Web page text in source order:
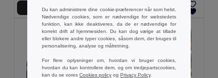
Tilføj Til Kurv Tilføj Til Kurv
Du kan administrere dine cookie-præferencer når som helst.
Nødvendige cookies, som er nødvendige for webstedets
funktion, kan ikke deaktiveres, da de er nødvendige for
korrekt drift af hjemmesiden. Du kan dog vælge at tillade
eller blokere andre typer cookies, såsom dem, der bruges til
personalisering, analyse og målretning.
For flere oplysninger om, hvordan vi bruger cookies,
hvordan du kan kontrollere dem, og om tredjepartscookies,
kan du se vores Cookies policy og Privacy Policy.